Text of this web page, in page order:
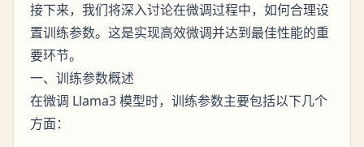
接下来，我们将深入讨论在微调过程中，如何合理设
置训练参数。这是实现高效微调并达到最佳性能的重
要环节。
一、训练参数概述
在微调 Llama3 模型时，训练参数主要包括以下几个
方面：